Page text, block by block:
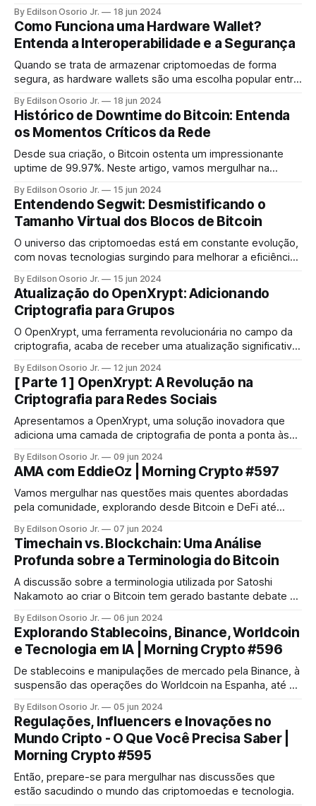
seja você um iniciante ou um veterano no mundo do Bitcoin.
By Edilson Osorio Jr. 18 jun 2024
Como Funciona uma Hardware Wallet?
Entenda a Interoperabilidade e a Segurança
Quando se trata de armazenar criptomoedas de forma
segura, as hardware wallets são uma escolha popular entre
carteiras funcionam?
By Edilson Osorio Jr. 18 jun 2024
Histórico de Downtime do Bitcoin: Entenda
os Momentos Críticos da Rede
Desde sua criação, o Bitcoin ostenta um impressionante
uptime de 99.97%. Neste artigo, vamos mergulhar na
períodos em que a rede ficou fora do ar: em 2010 e em
2013.
By Edilson Osorio Jr. 15 jun 2024
Entendendo Segwit: Desmistificando o
Tamanho Virtual dos Blocos de Bitcoin
O universo das criptomoedas está em constante evolução,
com novas tecnologias surgindo para melhorar a eficiência
Segwit (Segregated Witness), uma atualização fundamental
na rede Bitcoin que trouxe mudanças significativas
By Edilson Osorio Jr. 15 jun 2024
Atualização do OpenXrypt: Adicionando
Criptografia para Grupos
O OpenXrypt, uma ferramenta revolucionária no campo da
criptografia, acaba de receber uma atualização significativa:
By Edilson Osorio Jr. 12 jun 2024
[ Parte 1 ] OpenXrypt: A Revolução na
Criptografia para Redes Sociais
Apresentamos a OpenXrypt, uma solução inovadora que
adiciona uma camada de criptografia de ponta a ponta às
garantindo que apenas você e seu destinatário tenham
acesso às mensagens trocadas.
By Edilson Osorio Jr. 09 jun 2024
AMA com EddieOz | Morning Crypto #597
Vamos mergulhar nas questões mais quentes abordadas
pela comunidade, explorando desde Bitcoin e DeFi até
By Edilson Osorio Jr. 07 jun 2024
Timechain vs. Blockchain: Uma Análise
Profunda sobre a Terminologia do Bitcoin
A discussão sobre a terminologia utilizada por Satoshi
Nakamoto ao criar o Bitcoin tem gerado bastante debate na
distinção entre os termos "Timechain" e "Blockchain"
By Edilson Osorio Jr. 06 jun 2024
Explorando Stablecoins, Binance, Worldcoin
e Tecnologia em IA | Morning Crypto #596
De stablecoins e manipulações de mercado pela Binance, à
suspensão das operações do Worldcoin na Espanha, até o
módulo de IA para o Raspberry Pi, temos muito a cobrir.
By Edilson Osorio Jr. 05 jun 2024
Regulações, Influencers e Inovações no
Mundo Cripto - O Que Você Precisa Saber |
Morning Crypto #595
Então, prepare-se para mergulhar nas discussões que
estão sacudindo o mundo das criptomoedas e tecnologia.